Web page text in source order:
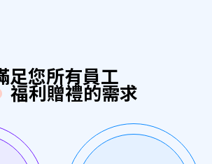
足您所有員工
福利贈禮的需求